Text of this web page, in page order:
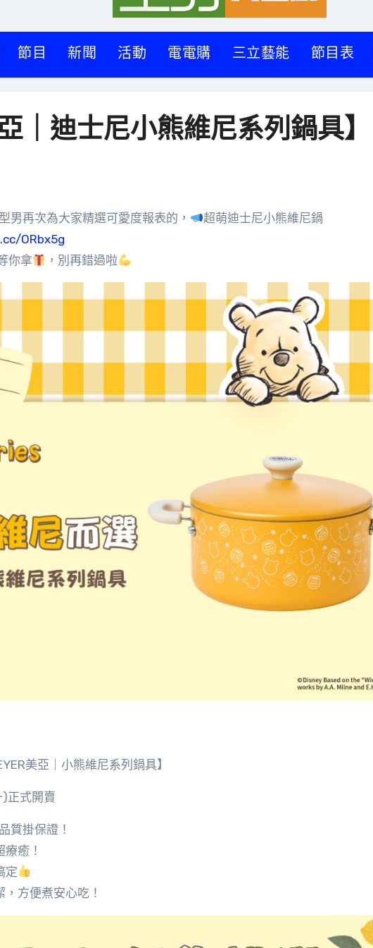
節目 新聞 活動 電電購 三立藝能 節目表
｜迪士尼小熊維尼系列鍋具】
男再次為大家精選可愛度報表的，
超萌迪士尼小熊維尼鍋
ORbx5g
你拿
，別再錯過啦
美亞｜小熊維尼系列鍋具】
)正式開賣
質掛保證！
癒！
定
方便煮安心吃！